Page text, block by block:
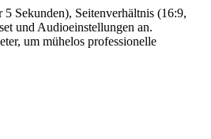
5 Sekunden), Seitenverhältnis (16:9,
und Audioeinstellungen an.
um mühelos professionelle